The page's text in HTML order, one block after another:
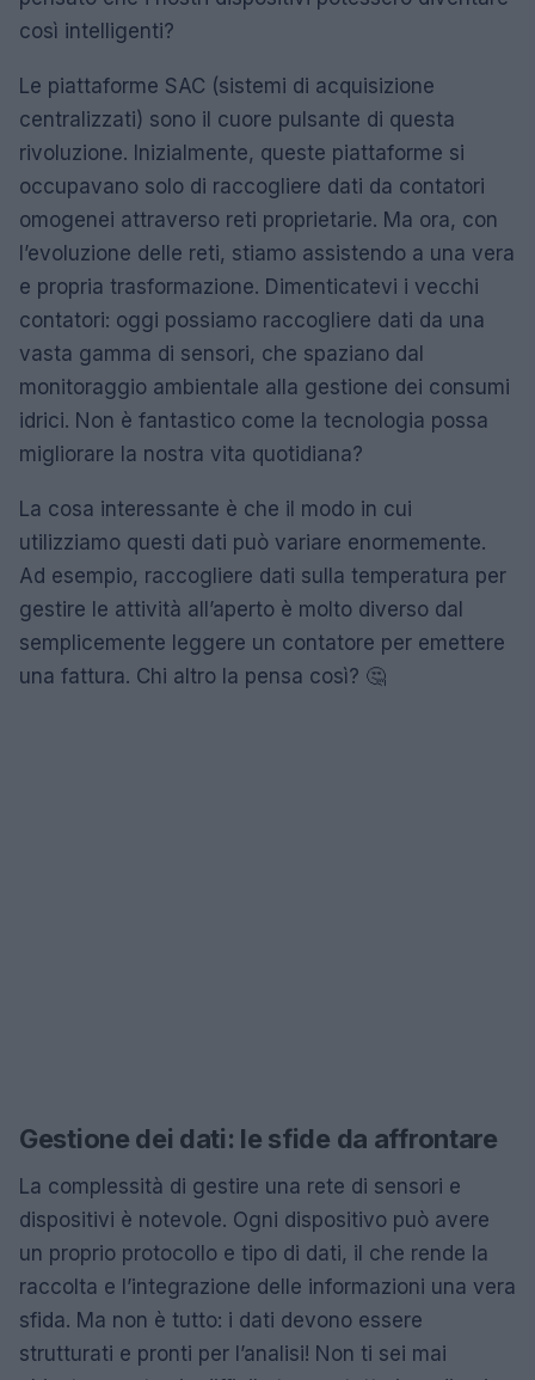
così intelligenti?
Le piattaforme SAC (sistemi di acquisizione
centralizzati) sono il cuore pulsante di questa
rivoluzione. Inizialmente, queste piattaforme si
occupavano solo di raccogliere dati da contatori
omogenei attraverso reti proprietarie. Ma ora, con
l’evoluzione delle reti, stiamo assistendo a una vera
e propria trasformazione. Dimenticatevi i vecchi
contatori: oggi possiamo raccogliere dati da una
vasta gamma di sensori, che spaziano dal
monitoraggio ambientale alla gestione dei consumi
idrici. Non è fantastico come la tecnologia possa
migliorare la nostra vita quotidiana?
La cosa interessante è che il modo in cui
utilizziamo questi dati può variare enormemente.
Ad esempio, raccogliere dati sulla temperatura per
gestire le attività all’aperto è molto diverso dal
semplicemente leggere un contatore per emettere
una fattura. Chi altro la pensa così? 🤔
Gestione dei dati: le sfide da affrontare
La complessità di gestire una rete di sensori e
dispositivi è notevole. Ogni dispositivo può avere
un proprio protocollo e tipo di dati, il che rende la
raccolta e l’integrazione delle informazioni una vera
sfida. Ma non è tutto: i dati devono essere
strutturati e pronti per l’analisi! Non ti sei mai